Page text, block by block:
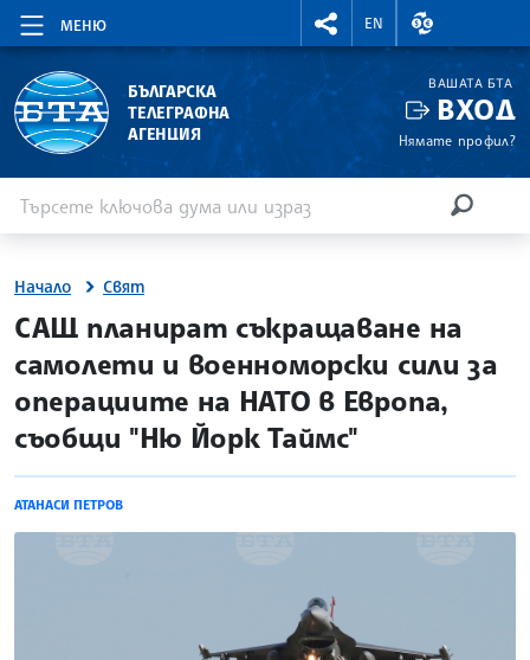
МЕНЮ
RIGHTMENU.SOCIAL
EN
ВАЛУТНИ
БЪЛГАРСКА
ТЕЛЕГРАФНА
АГЕНЦИЯ
ВАШАТА БТА
ВХОД
Нямате профил?
Начало Свят
site.bta
САЩ планират съкращаване на
самолети и военноморски сили за
операциите на НАТО в Европа,
съобщи "Ню Йорк Таймс"
АТАНАСИ ПЕТРОВ